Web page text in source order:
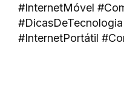
#InternetMóvel
#InternetPortátil